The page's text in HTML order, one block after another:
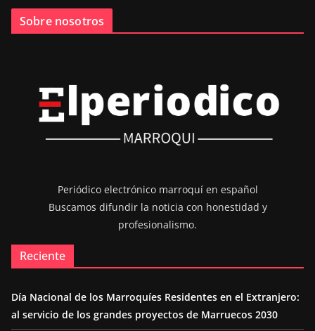
Sobre nosotros
Periódico electrónico marroquí en español
Buscamos difundir la noticia con honestidad y
profesionalismo.
Reciente
Día Nacional de los Marroquíes Residentes en el Extranjero:
al servicio de los grandes proyectos de Marruecos 2030